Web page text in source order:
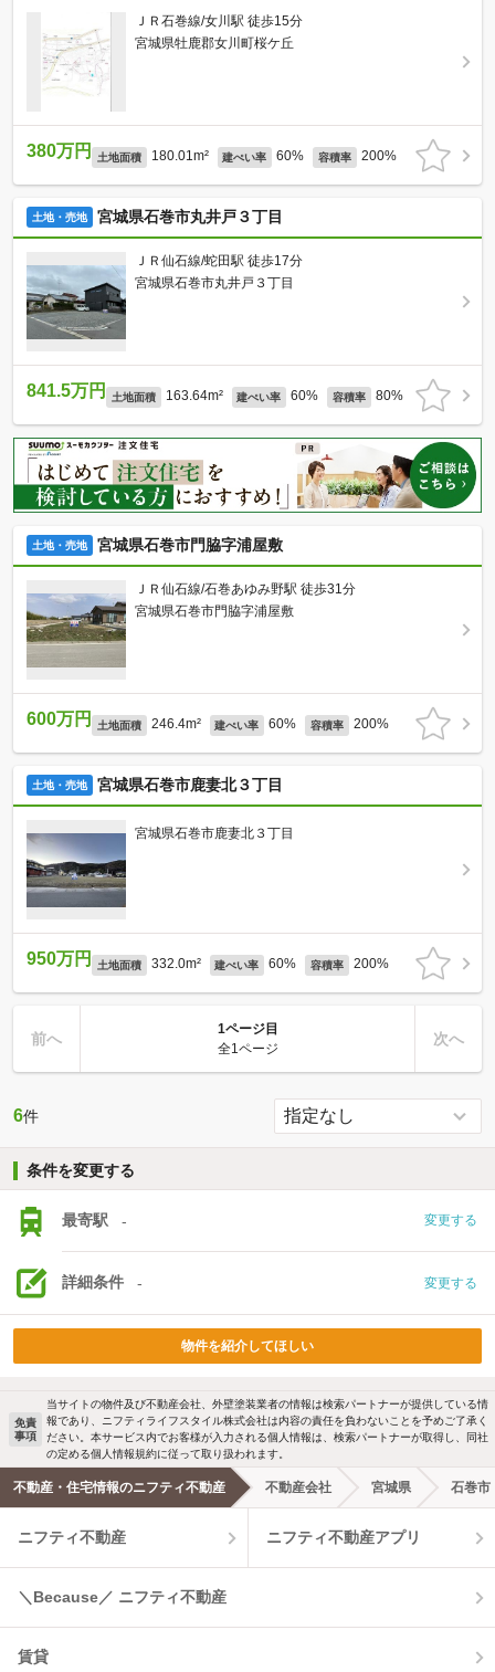
ＪＲ石巻線/女川駅 徒歩15分
宮城県牡鹿郡女川町桜ケ丘
380万円 土地面積 180.01m² 建ぺい率 60% 容積率 200%
土地・売地 宮城県石巻市丸井戸３丁目
ＪＲ仙石線/蛇田駅 徒歩17分
宮城県石巻市丸井戸３丁目
841.5万円 土地面積 163.64m² 建ぺい率 60% 容積率 80%
土地・売地 宮城県石巻市門脇字浦屋敷
ＪＲ仙石線/石巻あゆみ野駅 徒歩31分
宮城県石巻市門脇字浦屋敷
600万円 土地面積 246.4m² 建ぺい率 60% 容積率 200%
土地・売地 宮城県石巻市鹿妻北３丁目
宮城県石巻市鹿妻北３丁目
950万円 土地面積 332.0m² 建ぺい率 60% 容積率 200%
前へ
1ページ目
全1ページ
次へ
6件
条件を変更する
最寄駅 - 変更する
詳細条件 - 変更する
物件を紹介してほしい
免責
事項
当サイトの物件及び不動産会社、外壁塗装業者の情報は検索パートナーが提供している情
報であり、ニフティライフスタイル株式会社は内容の責任を負わないことを予めご了承く
ださい。本サービス内でお客様が入力される個人情報は、検索パートナーが取得し、同社
の定める個人情報規約に従って取り扱われます。
不動産・住宅情報のニフティ不動産 不動産会社 宮城県 石巻市
ニフティ不動産 ニフティ不動産アプリ
＼Because／ ニフティ不動産
賃貸